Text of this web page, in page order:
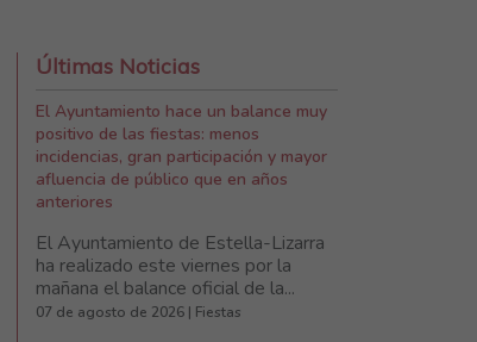
Últimas Noticias
El Ayuntamiento hace un balance muy
positivo de las fiestas: menos
incidencias, gran participación y mayor
afluencia de público que en años
anteriores
El Ayuntamiento de Estella-Lizarra
ha realizado este viernes por la
mañana el balance oficial de la...
07 de agosto de 2026 | Fiestas